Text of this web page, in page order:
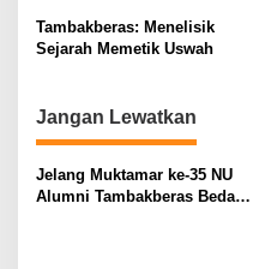
t
o
n
Ulama
Tambakberas: Menelisik
Sejarah Memetik Uswah
Jangan Lewatkan
Jelang Muktamar ke-35 NU
Alumni Tambakberas Bedah